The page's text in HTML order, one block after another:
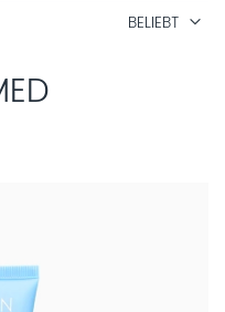
BELIEBT